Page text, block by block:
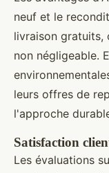
neuf et le
livraison gratuits,
non négligeable.
leurs offres de
l'approche
Satisfaction
Les évaluations